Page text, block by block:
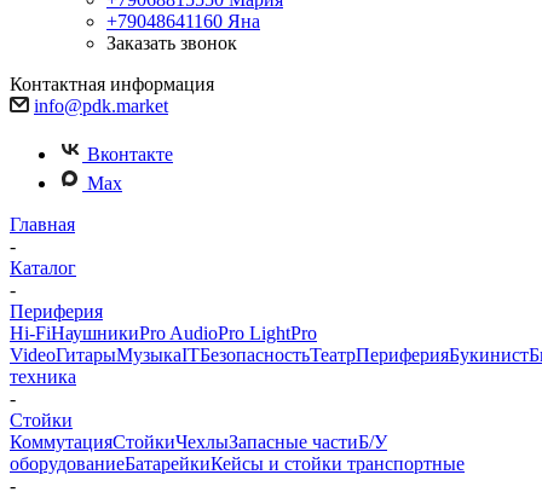
+79048641160 Яна
Заказать звонок
Контактная информация
info@pdk.market
Вконтакте
Max
Главная
-
Каталог
-
Периферия
Hi-FiНаушникиPro AudioPro LightPro
VideoГитарыМузыкаITБезопасностьТеатрПериферияБукинист
техника
-
Стойки
КоммутацияСтойкиЧехлыЗапасные частиБ/У
оборудованиеБатарейкиКейсы и стойки транспортные
-